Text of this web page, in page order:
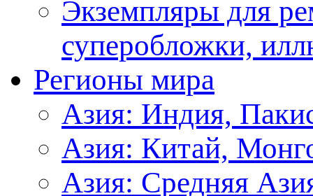
Экземпляры для
суперобложки,
Регионы мира
Азия: Индия,
Азия: Китай,
Азия: Средняя